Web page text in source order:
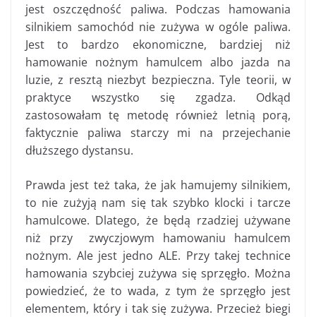
jest oszczędność paliwa. Podczas hamowania
silnikiem samochód nie zużywa w ogóle paliwa.
Jest to bardzo ekonomiczne, bardziej niż
hamowanie nożnym hamulcem albo jazda na
luzie, z resztą niezbyt bezpieczna. Tyle teorii, w
praktyce wszystko się zgadza. Odkąd
zastosowałam tę metodę również letnią porą,
faktycznie paliwa starczy mi na przejechanie
dłuższego dystansu.
Prawda jest też taka, że jak hamujemy silnikiem,
to nie zużyją nam się tak szybko klocki i tarcze
hamulcowe. Dlatego, że będą rzadziej używane
niż przy zwyczjowym hamowaniu hamulcem
nożnym. Ale jest jedno ALE. Przy takej technice
hamowania szybciej zużywa się sprzęgło. Można
powiedzieć, że to wada, z tym że sprzęgło jest
elementem, który i tak się zużywa. Przecież biegi